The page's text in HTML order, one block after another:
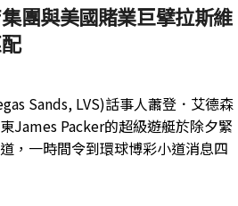
團與美國賭業巨擘拉斯維
Sands, LVS)話事人蕭登．艾德森
James Packer的超級遊艇於除夕緊
，一時間令到環球博彩小道消息四